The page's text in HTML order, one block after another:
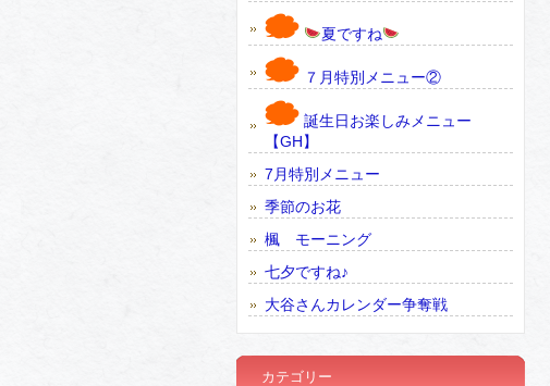
夏ですね
７月特別メニュー②
誕生日お楽しみメニュー
【GH】
7月特別メニュー
季節のお花
楓 モーニング
七夕ですね♪
大谷さんカレンダー争奪戦
カテゴリー